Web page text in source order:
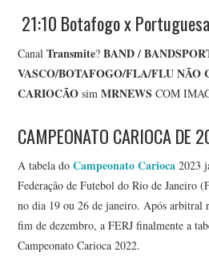
21:10 Botafogo x
CanalTransmite?BAND /
VASCO/BOTAFOGO/FLA/FLU NÃO
CARIOCÃO simMRNEWS COM
CAMPEONATO CARIOCA DE
A tabela doCampeonato Carioca 2023
Federação de Futebol do Rio de Janeiro
no dia 19 ou 26 de janeiro. Após arbitral
fim de dezembro, a FERJ finalmente a
Campeonato Carioca 2022.